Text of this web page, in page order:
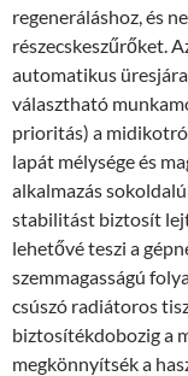
regeneráláshoz, és
részecskeszűrőket.
automatikus
választható
prioritás) a midikotró
lapát mélysége és
alkalmazás
stabilitást biztosít
lehetővé teszi a
szemmagasságú
csúszó radiátoros
biztosítékdobozig a
megkönnyítsék a